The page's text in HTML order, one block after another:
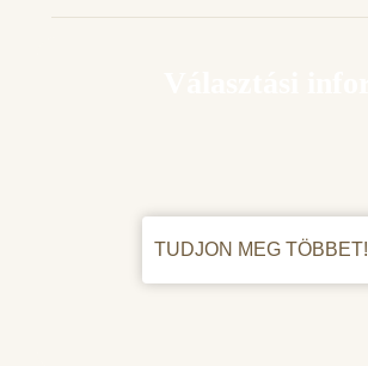
TUDJON MEG TÖBBET!